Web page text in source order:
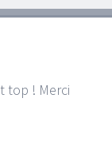
top ! Merci